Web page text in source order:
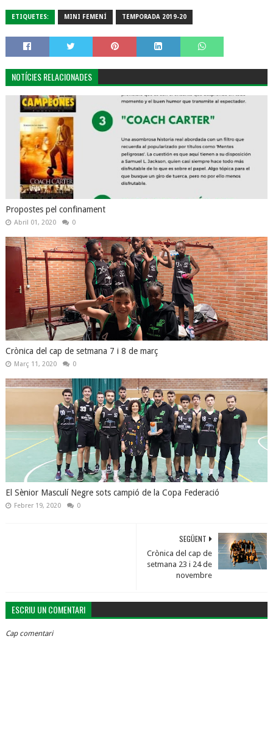
ETIQUETES: MINI FEMENÍ TEMPORADA 2019-20
NOTÍCIES RELACIONADES
Propostes pel confinament
Abril 01, 2020 0
Crònica del cap de setmana 7 i 8 de març
Març 11, 2020 0
El Sènior Masculí Negre sots campió de la Copa Federació
Febrer 19, 2020 0
SEGÜENT
Crònica del cap de
setmana 23 i 24 de
novembre
ESCRIU UN COMENTARI
Cap comentari